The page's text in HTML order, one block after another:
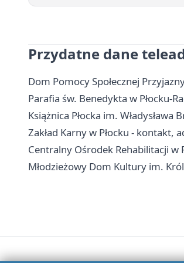
Przydatne dane
Dom Pomocy Społecznej
Parafia św. Benedykta w Płocku-
Książnica Płocka im.
Zakład Karny w Płocku - kontakt,
Centralny Ośrodek Rehabilitacji w
Młodzieżowy Dom Kultury im.